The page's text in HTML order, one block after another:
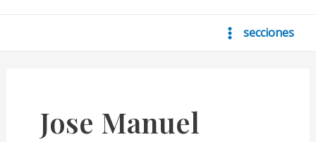
Main
secciones
Jose Manuel